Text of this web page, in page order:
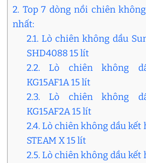
2. Top 7 dòng nồi chiên
nhất:
2.1. Lò chiên không dầu
SHD4088 15 lít
2.2. Lò chiên không
KG15AF1A 15 lít
2.3. Lò chiên không
KG15AF2A 15 lít
2.4. Lò chiên không dầu kết
STEAM X 15 lít
2.5. Lò chiên không dầu kết